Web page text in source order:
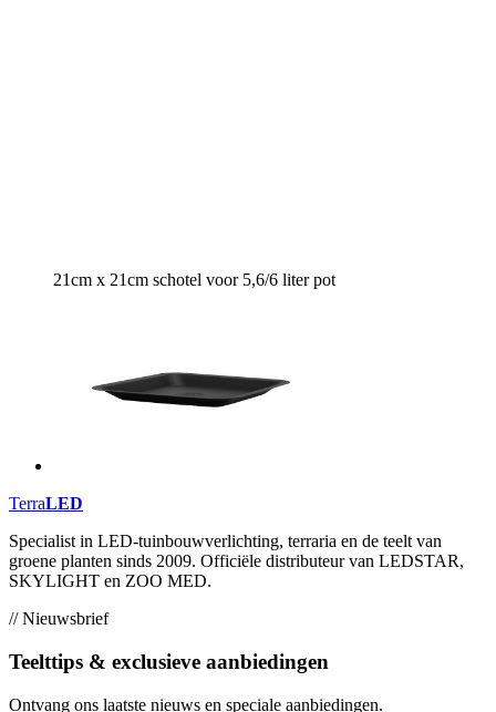
21cm x 21cm schotel voor 5,6/6 liter pot
TerraLED
Specialist in LED-tuinbouwverlichting, terraria en de teelt van
groene planten sinds 2009. Officiële distributeur van LEDSTAR,
SKYLIGHT en ZOO MED.
// Nieuwsbrief
Teelttips & exclusieve aanbiedingen
Ontvang ons laatste nieuws en speciale aanbiedingen.